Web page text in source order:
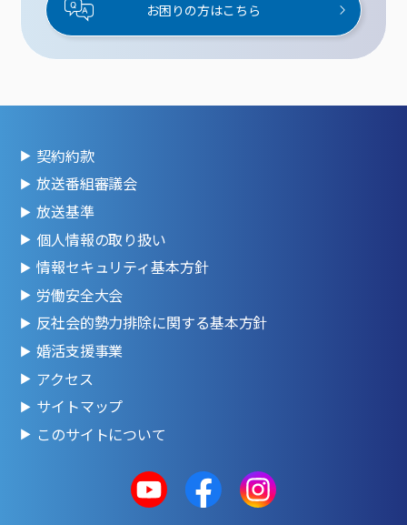
お困りの方はこちら
契約約款
放送番組審議会
放送基準
個人情報の取り扱い
情報セキュリティ基本方針
労働安全大会
反社会的勢力排除に関する基本方針
婚活支援事業
アクセス
サイトマップ
このサイトについて